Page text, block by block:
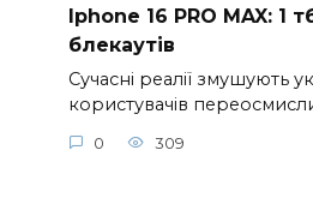
Iphone 16 PRO MAX: 1
блекаутів
Сучасні реалії змушують
користувачів
0 309